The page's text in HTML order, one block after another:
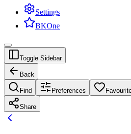
Settings
BKOne
Toggle Sidebar
Back
Find Preferences
Share